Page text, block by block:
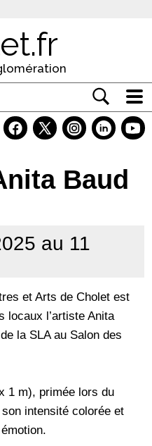
Baud
au 11
et Arts de Cholet est
locaux l’artiste Anita
la SLA au Salon des
1 m), primée lors du
intensité colorée et